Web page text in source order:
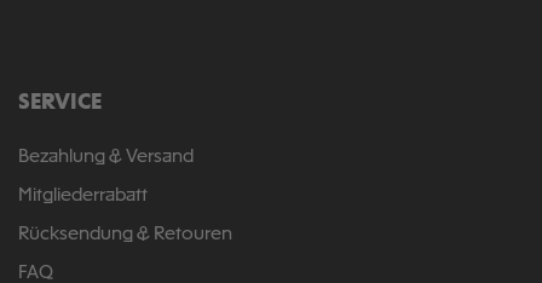
SERVICE
Bezahlung & Versand
Mitgliederrabatt
Rücksendung & Retouren
FAQ